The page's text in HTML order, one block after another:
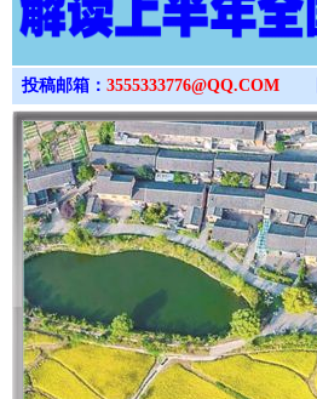
投稿邮箱： 3555333776@QQ.COM